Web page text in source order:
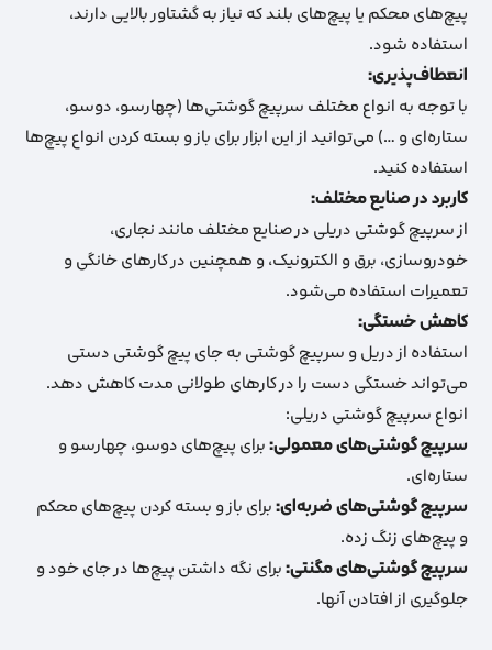
پیچ‌های محکم یا پیچ‌های بلند که نیاز به گشتاور بالایی دارند،
استفاده شود.
انعطاف‌پذیری:
با توجه به انواع مختلف سرپیچ گوشتی‌ها (چهارسو، دوسو،
ستاره‌ای و …) می‌توانید از این ابزار برای باز و بسته کردن انواع پیچ‌ها
استفاده کنید.
کاربرد در صنایع مختلف:
از سرپیچ گوشتی دریلی در صنایع مختلف مانند نجاری،
خودروسازی، برق و الکترونیک، و همچنین در کارهای خانگی و
تعمیرات استفاده می‌شود.
کاهش خستگی:
استفاده از دریل و سرپیچ گوشتی به جای پیچ گوشتی دستی
می‌تواند خستگی دست را در کارهای طولانی مدت کاهش دهد.
انواع سرپیچ گوشتی دریلی:
سرپیچ گوشتی‌های معمولی:برای پیچ‌های دوسو، چهارسو و
ستاره‌ای.
سرپیچ گوشتی‌های ضربه‌ای:برای باز و بسته کردن پیچ‌های محکم
و پیچ‌های زنگ زده.
سرپیچ گوشتی‌های مگنتی:برای نگه داشتن پیچ‌ها در جای خود و
جلوگیری از افتادن آنها.